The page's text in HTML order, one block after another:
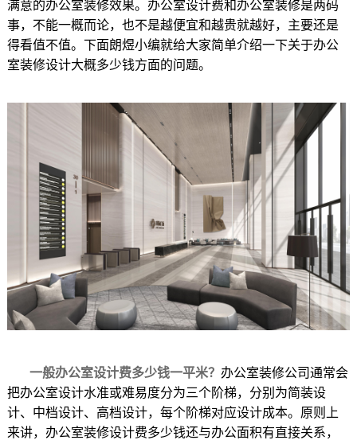
满意的办公室装修效果。办公室设计费和办公室装修是两码
事，不能一概而论，也不是越便宜和越贵就越好，主要还是
得看值不值。下面朗煜小编就给大家简单介绍一下关于办公
室装修设计大概多少钱方面的问题。
一般办公室设计费多少钱一平米？ 办公室装修公司通常会
把办公室设计水准或难易度分为三个阶梯，分别为简装设
计、中档设计、高档设计，每个阶梯对应设计成本。原则上
来讲，办公室装修设计费多少钱还与办公面积有直接关系，